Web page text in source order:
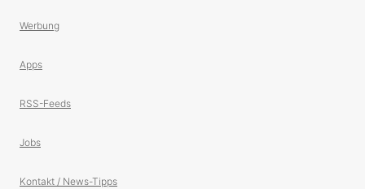
Werbung
Apps
RSS-Feeds
Jobs
Kontakt / News-Tipps